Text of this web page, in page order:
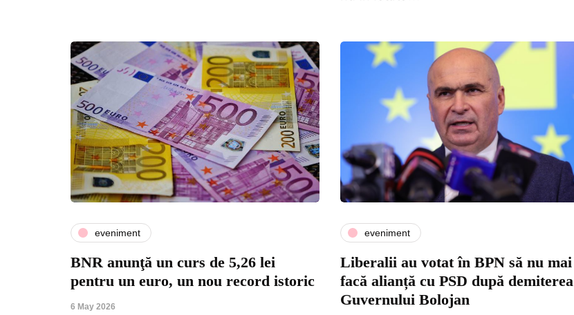
eveniment
BNR anunţă un curs de 5,26 lei
pentru un euro, un nou record istoric
6 May 2026
eveniment
Liberalii au votat în BPN să nu mai
facă alianță cu PSD după demiterea
Guvernului Bolojan